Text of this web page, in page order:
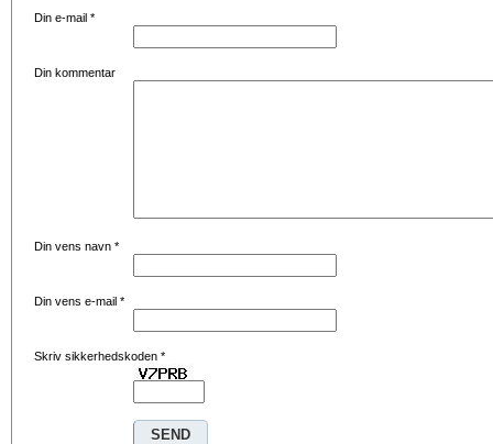
Din e-mail *
Din kommentar
Din vens navn *
Din vens e-mail *
Skriv sikkerhedskoden *